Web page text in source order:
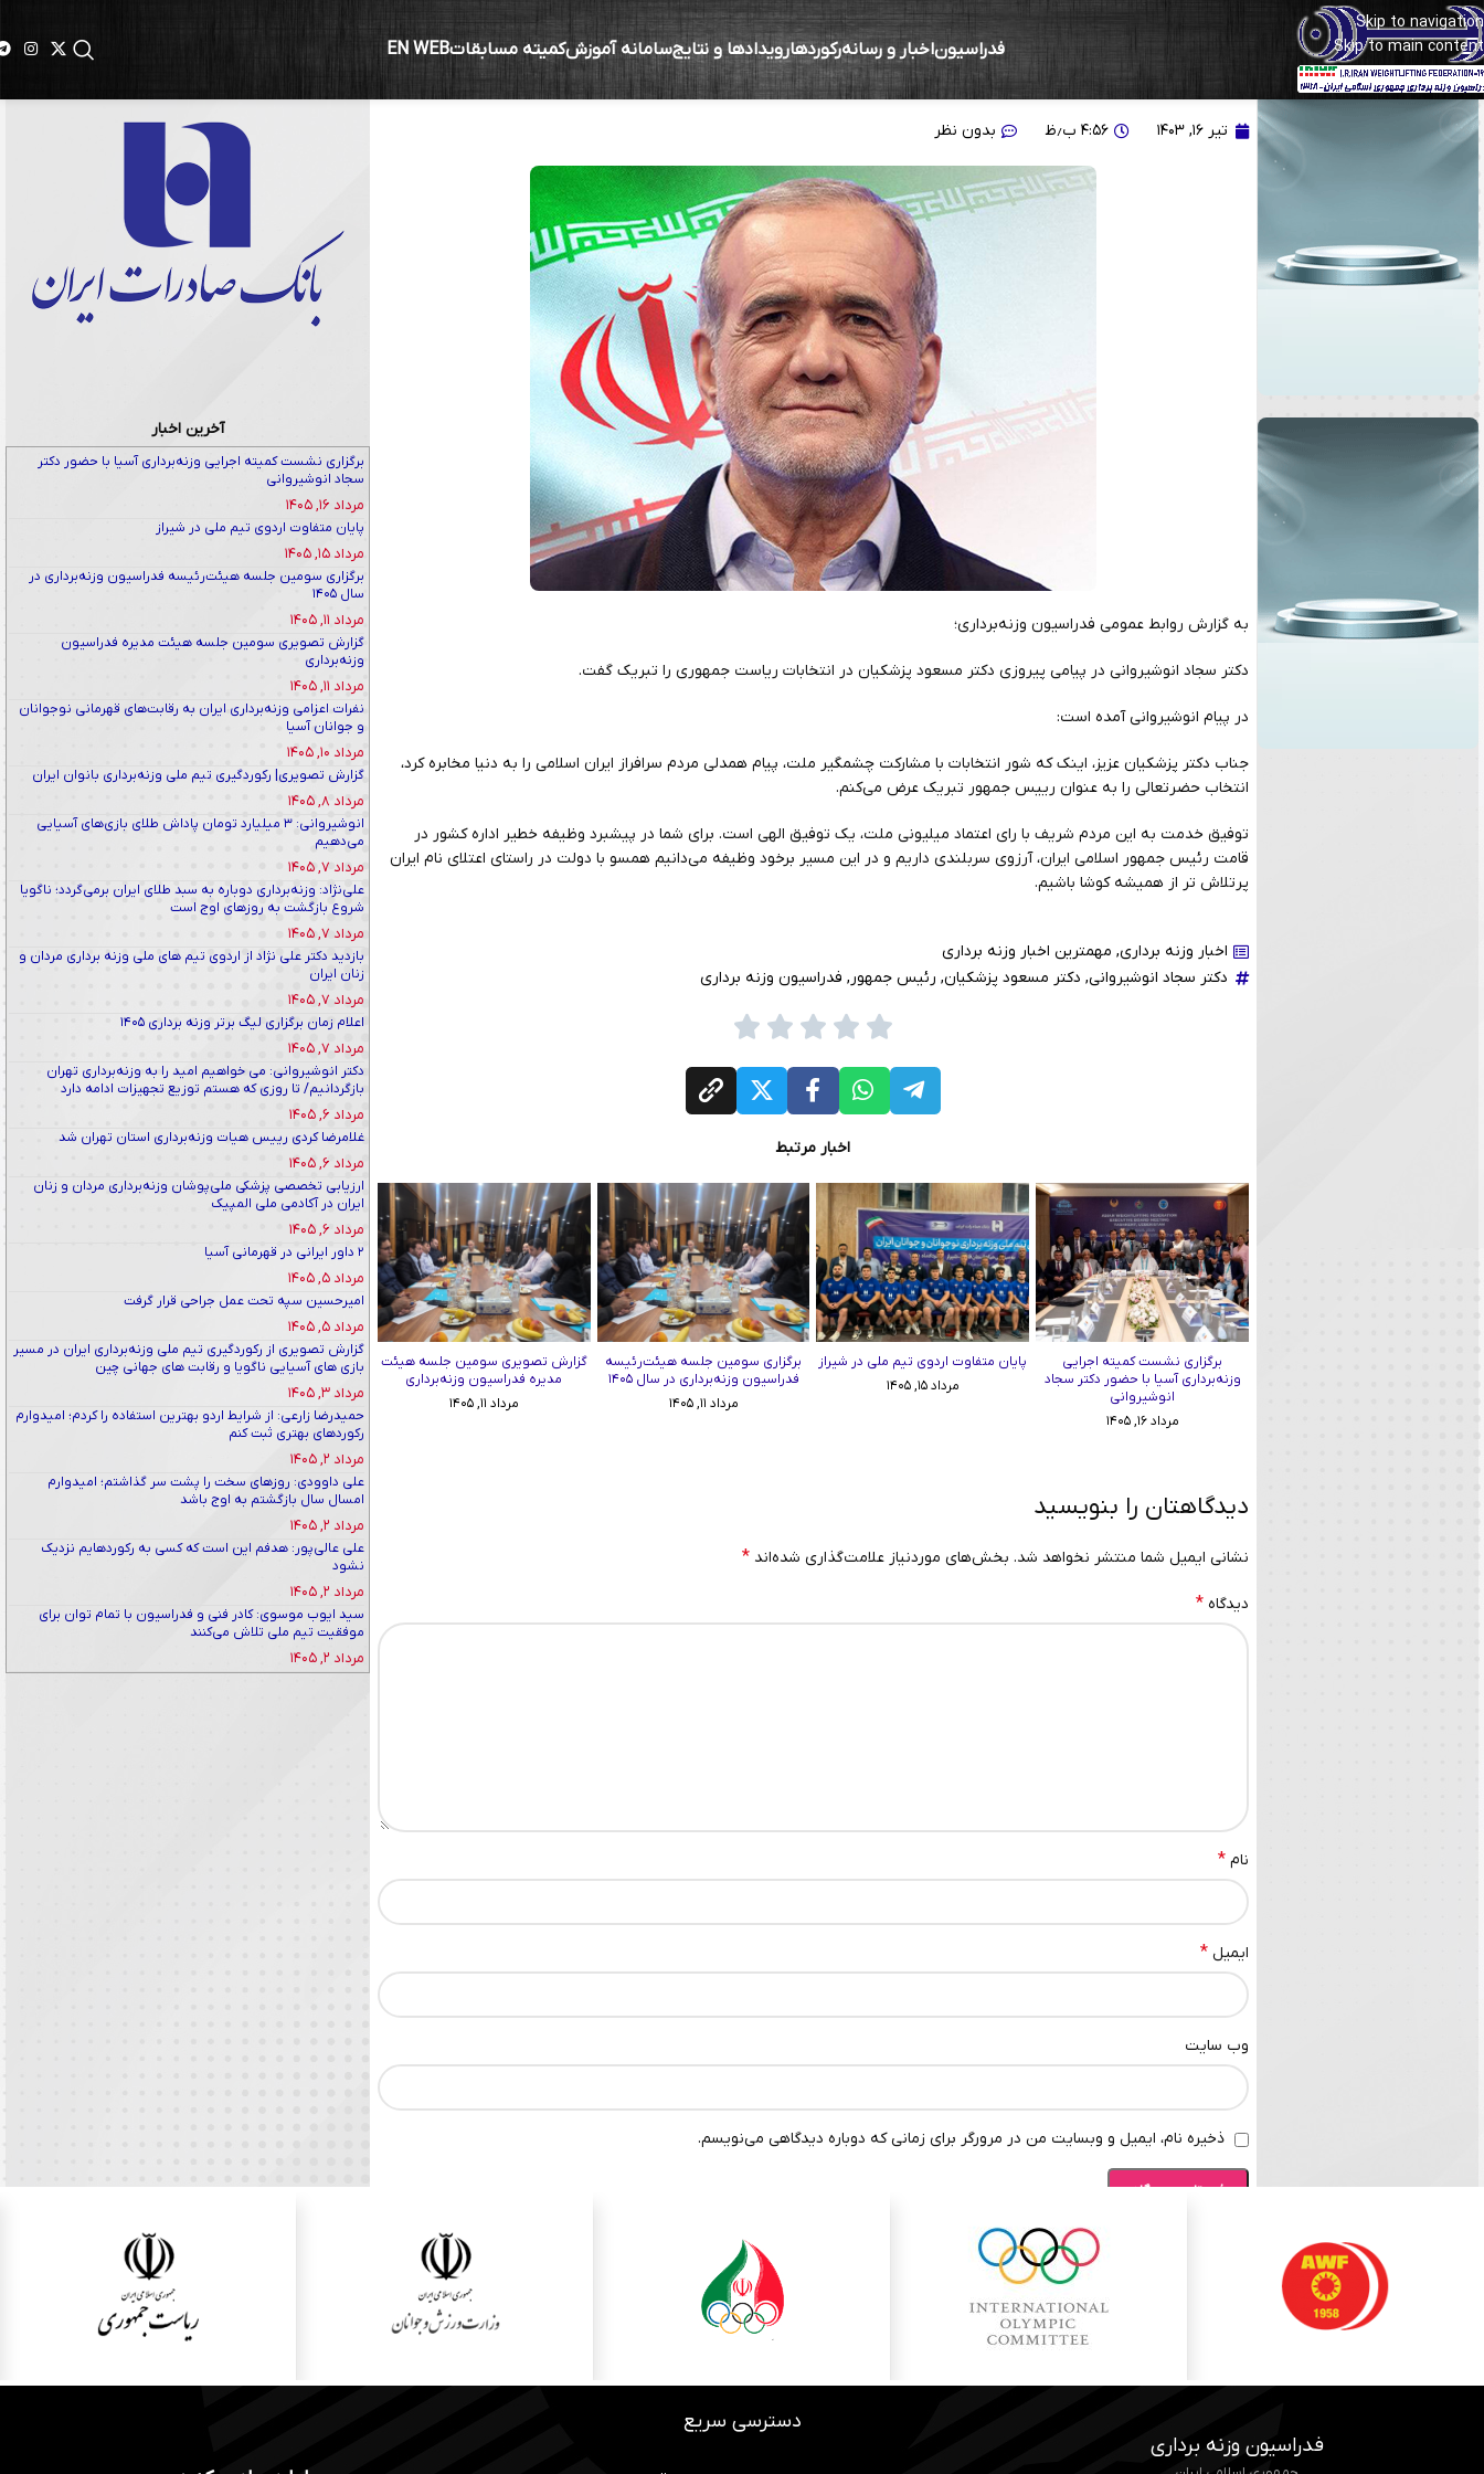
Skip to navigation
Skip to main content
فدراسیوناخبار و رسانهرکوردهارویدادها و نتایجسامانه آموزشکمیته مسابقاتEN WEB
پیام تبریک دکتر سجاد انوشیروانی به دکتر مسعود پزشکیان
تیر ۱۶, ۱۴۰۳ ۴:۵۶ ب٫ظ بدون نظر
به گزارش روابط عمومی فدراسیون وزنه‌برداری؛
دکتر سجاد انوشیروانی در پیامی پیروزی دکتر مسعود پزشکیان در انتخابات ریاست جمهوری را تبریک گفت.
در پیام انوشیروانی آمده است:
جناب دکتر پزشکیان عزیز، اینک که شور انتخابات با مشارکت چشمگیر ملت، پیام همدلی مردم سرافراز ایران اسلامی را به دنیا مخابره کرد،
انتخاب حضرتعالی را به عنوان رییس جمهور تبریک عرض می‌کنم.
توفیق خدمت به این مردم شریف با رای اعتماد میلیونی ملت، یک توفیق الهی است. برای شما در پیشبرد وظیفه خطیر اداره کشور در
قامت رئیس جمهور اسلامی ایران، آرزوی سربلندی داریم و در این مسیر بر‌خود وظیفه می‌دانیم همسو با دولت در راستای اعتلای نام ایران
پرتلاش تر از همیشه کوشا باشیم.
اخبار وزنه برداری, مهمترین اخبار وزنه برداری
دکتر سجاد انوشیروانی, دکتر مسعود پزشکیان, رئیس جمهور, فدراسیون وزنه برداری
اخبار مرتبط
برگزاری نشست کمیته اجرایی
وزنه‌برداری آسیا با حضور دکتر سجاد
انوشیروانی
مرداد ۱۶, ۱۴۰۵
پایان متفاوت اردوی تیم ملی در شیراز
مرداد ۱۵, ۱۴۰۵
برگزاری سومین جلسه هیئت‌رئیسه
فدراسیون وزنه‌برداری در سال ۱۴۰۵
مرداد ۱۱, ۱۴۰۵
گزارش تصویری سومین جلسه هیئت
مدیره فدراسیون وزنه‌برداری
مرداد ۱۱, ۱۴۰۵
دیدگاهتان را بنویسید
نشانی ایمیل شما منتشر نخواهد شد. بخش‌های موردنیاز علامت‌گذاری شده‌اند *
دیدگاه *
نام *
ایمیل *
وب‌ سایت
ذخیره نام، ایمیل و وبسایت من در مرورگر برای زمانی که دوباره دیدگاهی می‌نویسم.
آخرین اخبار
برگزاری نشست کمیته اجرایی وزنه‌برداری آسیا با حضور دکتر
سجاد انوشیروانی
مرداد ۱۶, ۱۴۰۵
پایان متفاوت اردوی تیم ملی در شیراز
مرداد ۱۵, ۱۴۰۵
برگزاری سومین جلسه هیئت‌رئیسه فدراسیون وزنه‌برداری در
سال ۱۴۰۵
مرداد ۱۱, ۱۴۰۵
گزارش تصویری سومین جلسه هیئت مدیره فدراسیون
وزنه‌برداری
مرداد ۱۱, ۱۴۰۵
نفرات اعزامی وزنه‌برداری ایران به رقابت‌های قهرمانی نوجوانان
و جوانان آسیا
مرداد ۱۰, ۱۴۰۵
گزارش تصویری| رکوردگیری تیم ملی وزنه‌برداری بانوان ایران
مرداد ۸, ۱۴۰۵
انوشیروانی: ۳ میلیارد تومان پاداش طلای بازی‌های آسیایی
می‌دهیم
مرداد ۷, ۱۴۰۵
علی‌نژاد: وزنه‌برداری دوباره به سبد طلای ایران برمی‌گردد؛ ناگویا
شروع بازگشت به روزهای اوج است
مرداد ۷, ۱۴۰۵
بازدید دکتر علی نژاد از اردوی تیم های ملی وزنه برداری مردان و
زنان ایران
مرداد ۷, ۱۴۰۵
اعلام زمان برگزاری لیگ برتر وزنه برداری ۱۴۰۵
مرداد ۷, ۱۴۰۵
دکتر انوشیروانی: می خواهیم امید را به وزنه‌برداری تهران
بازگردانیم/ تا روزی که هستم توزیع تجهیزات ادامه دارد
مرداد ۶, ۱۴۰۵
غلامرضا کردی رییس هیات وزنه‌برداری استان تهران شد
مرداد ۶, ۱۴۰۵
ارزیابی تخصصی پزشکی ملی‌پوشان وزنه‌برداری مردان و زنان
ایران در آکادمی ملی المپیک
مرداد ۶, ۱۴۰۵
۲ داور ایرانی در قهرمانی آسیا
مرداد ۵, ۱۴۰۵
امیرحسین سپه تحت عمل جراحی قرار گرفت
مرداد ۵, ۱۴۰۵
گزارش تصویری از رکوردگیری تیم ملی وزنه‌برداری ایران در مسیر
بازی های آسیایی ناگویا و رقابت های جهانی چین
مرداد ۳, ۱۴۰۵
حمیدرضا زارعی: از شرایط اردو بهترین استفاده را کردم؛ امیدوارم
رکوردهای بهتری ثبت کنم
مرداد ۲, ۱۴۰۵
علی داوودی: روزهای سخت را پشت سر گذاشتم؛ امیدوارم
امسال سال بازگشتم به اوج باشد
مرداد ۲, ۱۴۰۵
علی عالی‌پور: هدفم این است که کسی به رکوردهایم نزدیک
نشود
مرداد ۲, ۱۴۰۵
سید ایوب موسوی: کادر فنی و فدراسیون با تمام توان برای
موفقیت تیم ملی تلاش می‌کنند
مرداد ۲, ۱۴۰۵
فدراسیون وزنه برداری
دسترسی سریع